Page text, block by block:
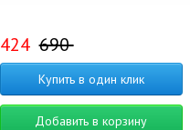
424 690
Купить в один клик
Добавить в корзину